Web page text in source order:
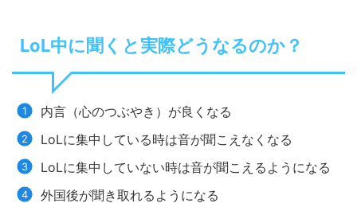
LoL中に聞くと実際どうなるのか？
内言（心のつぶやき）が良くなる
LoLに集中している時は音が聞こえなくなる
LoLに集中していない時は音が聞こえるようになる
外国後が聞き取れるようになる